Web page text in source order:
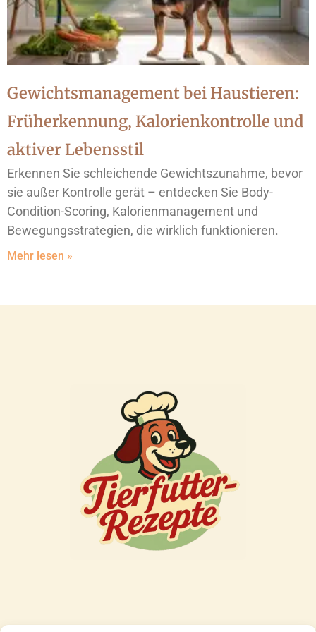
Gewichtsmanagement bei Haustieren:
Früherkennung, Kalorienkontrolle und
aktiver Lebensstil
Erkennen Sie schleichende Gewichtszunahme, bevor
sie außer Kontrolle gerät – entdecken Sie Body-
Condition-Scoring, Kalorienmanagement und
Bewegungsstrategien, die wirklich funktionieren.
Mehr lesen »